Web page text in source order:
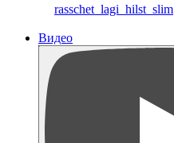
rasschet_lagi_hilst_slim
Видео